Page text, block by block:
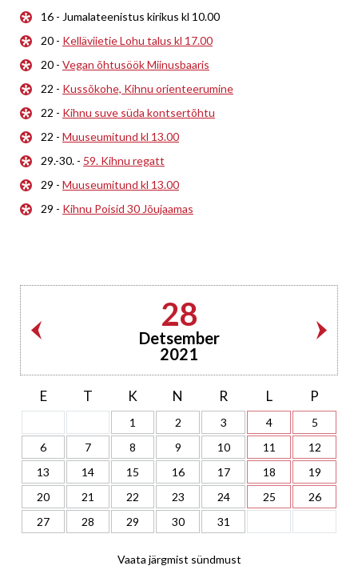
16 - Jumalateenistus kirikus kl 10.00
20 - Kelläviietie Lohu talus kl 17.00
20 - Vegan õhtusöök Miinusbaaris
22 - Kussõkohe, Kihnu orienteerumine
22 - Kihnu suve süda kontsertõhtu
22 - Muuseumitund kl 13.00
29.-30. - 59. Kihnu regatt
29 - Muuseumitund kl 13.00
29 - Kihnu Poisid 30 Jõujaamas
28
Detsember
2021
E T K N R L P
1 2 3 4
5
6
7 8 9 10 11
12
13
14 15 16 17 18
19
20
21 22 23 24 25
26
27
28 29 30 31
Vaata järgmist sündmust